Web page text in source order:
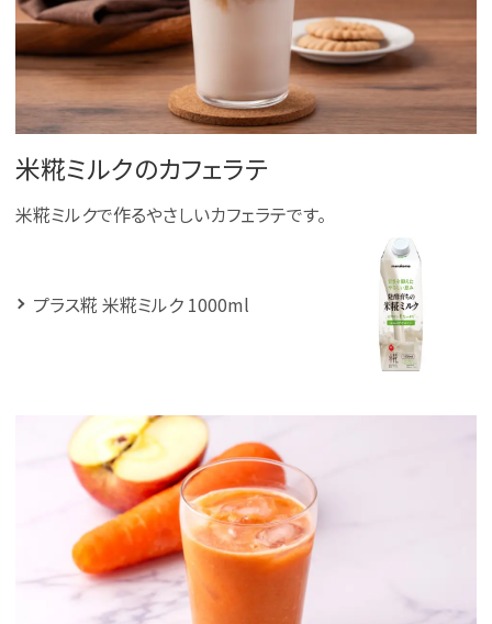
米糀ミルクのカフェラテ
米糀ミルクで作るやさしいカフェラテです。
プラス糀 米糀ミルク 1000ml